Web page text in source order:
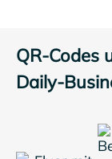
QR-Codes
Daily-